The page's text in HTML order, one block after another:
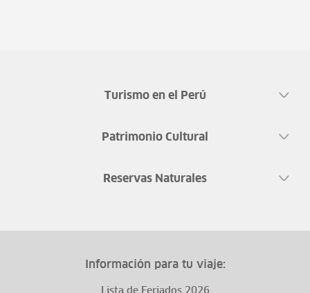
Turismo en el Perú
Patrimonio Cultural
Reservas Naturales
Información para tu viaje:
Lista de Feriados 2026